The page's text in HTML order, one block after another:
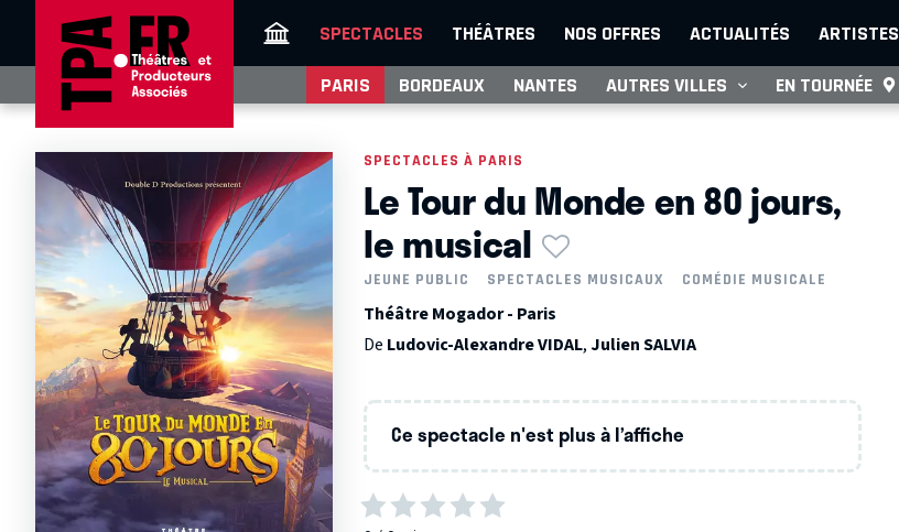
SPECTACLES THÉÂTRES NOS OFFRES ACTUALITÉS ARTISTES
PARIS BORDEAUX NANTES AUTRES VILLES EN TOURNÉE
SPECTACLES À PARIS
Le Tour du Monde en 80 jours,
le musical
JEUNE PUBLIC SPECTACLES MUSICAUX COMÉDIE MUSICALE
Théâtre Mogador - Paris
De Ludovic-Alexandre VIDAL,Julien SALVIA
Ce spectacle n'est plus à l’affiche